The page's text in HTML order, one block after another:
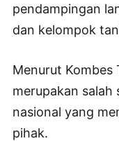
pendampingan
dan kelompok
Menurut Kombes
merupakan
nasional yang
pihak.